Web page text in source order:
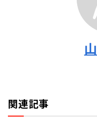
関連記事